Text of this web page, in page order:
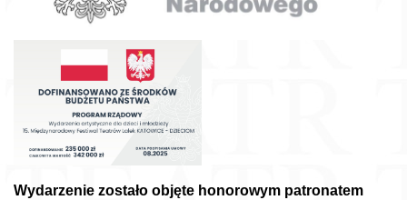
Wydarzenie zostało objęte honorowym patronatem